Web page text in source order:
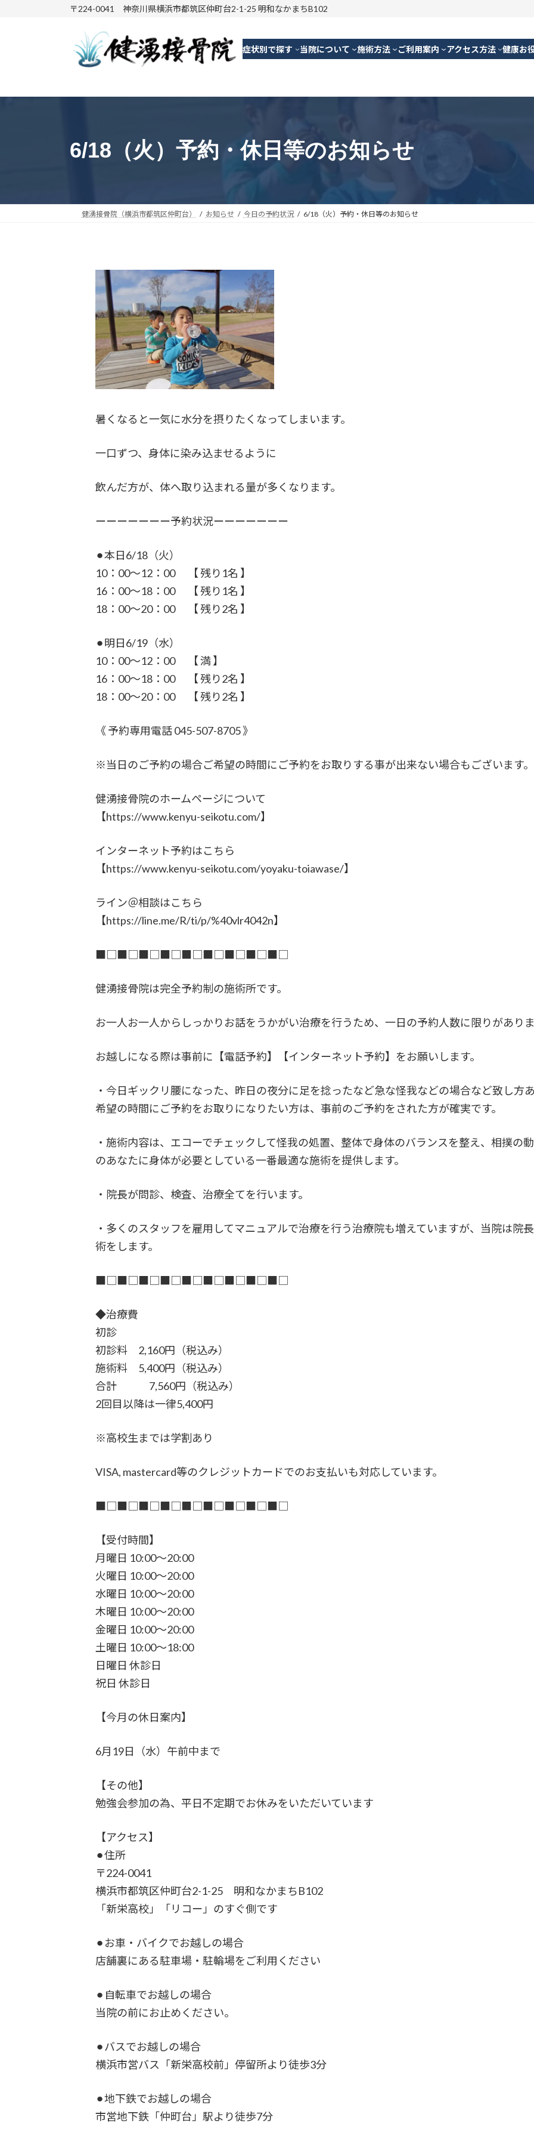
ス
ン
〒224-0041 神奈川県横浜市都筑区仲町台2-1-25 明和なかまちB102
症状別で探す 当院について 施術方法 ご利用案内 アクセス方法 健康お
6/18（火）予約・休日等のお知らせ
健湧接骨院（横浜市都筑区仲町台） お知らせ 今日の予約状況 6/18（火）予約・休日等のお知らせ
暑くなると一気に水分を摂りたくなってしまいます。
一口ずつ、身体に染み込ませるように
飲んだ方が、体へ取り込まれる量が多くなります。
ーーーーーーー予約状況ーーーーーーー
⚫︎本日6/18（火）
10：00〜12：00 【 残り1名 】
16：00～18：00 【 残り1名 】
18：00～20：00 【 残り2名 】
⚫︎明日6/19（水）
10：00〜12：00 【 満 】
16：00～18：00 【 残り2名 】
18：00～20：00 【 残り2名 】
《 予約専用電話 045-507-8705 》
※当日のご予約の場合ご希望の時間にご予約をお取りする事が出来ない場合もございます
健湧接骨院のホームページについて
【https://www.kenyu-seikotu.com/】
インターネット予約はこちら
【https://www.kenyu-seikotu.com/yoyaku-toiawase/】
ライン＠相談はこちら
【https://line.me/R/ti/p/%40vlr4042n】
■□■□■□■□■□■□■□■□■□
健湧接骨院は完全予約制の施術所です。
お一人お一人からしっかりお話をうかがい治療を行うため、一日の予約人数に限りがあり
お越しになる際は事前に【電話予約】【インターネット予約】をお願いします。
・今日ギックリ腰になった、昨日の夜分に足を捻ったなど急な怪我などの場合など致し方
希望の時間にご予約をお取りになりたい方は、事前のご予約をされた方が確実です。
・施術内容は、エコーでチェックして怪我の処置、整体で身体のバランスを整え、相撲の
のあなたに身体が必要としている一番最適な施術を提供します。
・院長が問診、検査、治療全てを行います。
・多くのスタッフを雇用してマニュアルで治療を行う治療院も増えていますが、当院は院
術をします。
■□■□■□■□■□■□■□■□■□
◆治療費
初診
初診料 2,160円（税込み）
施術料 5,400円（税込み）
合計 7,560円（税込み）
2回目以降は一律5,400円
※高校生までは学割あり
VISA, mastercard等のクレジットカードでのお支払いも対応しています。
■□■□■□■□■□■□■□■□■□
【受付時間】
月曜日 10:00〜20:00
火曜日 10:00〜20:00
水曜日 10:00〜20:00
木曜日 10:00〜20:00
金曜日 10:00〜20:00
土曜日 10:00〜18:00
日曜日 休診日
祝日 休診日
【今月の休日案内】
6月19日（水）午前中まで
【その他】
勉強会参加の為、平日不定期でお休みをいただいています
【アクセス】
⚫︎住所
〒224-0041
横浜市都筑区仲町台2-1-25 明和なかまちB102
「新栄高校」「リコー」のすぐ側です
⚫︎お車・バイクでお越しの場合
店舗裏にある駐車場・駐輪場をご利用ください
⚫︎自転車でお越しの場合
当院の前にお止めください。
⚫︎バスでお越しの場合
横浜市営バス「新栄高校前」停留所より徒歩3分
⚫︎地下鉄でお越しの場合
市営地下鉄「仲町台」駅より徒歩7分